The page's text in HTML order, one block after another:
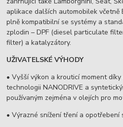
aplikace dalších automobilek včetně
plně kompatibilní se systémy a
zplodin – DPF (diesel particulate
filter) a katalyzátory.
UŽIVATELSKÉ VÝHODY
• Vyšší výkon a krouticí moment
technologii NANODRIVE a
používaným zejména v olejích pro
• Výrazné snížení tření a opotřebení